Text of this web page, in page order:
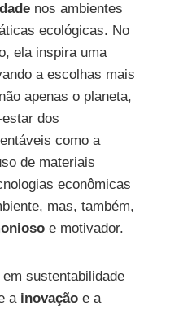
nos ambientes
ecológicas. No
ela inspira uma
a escolhas mais
apenas o planeta,
dos
como a
de materiais
econômicas
mas, também,
e motivador.
sustentabilidade
a inovação e a